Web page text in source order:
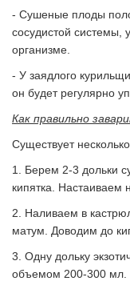
- Сушеные плоды
сосудистой
организме.
- У заядлого
он будет регулярно
Как правильно
Существует
1. Берем 2-3 дольки
кипятка. Настаиваем
2. Наливаем в
матум. Доводим до
3. Одну дольку
объемом 200-300 мл.